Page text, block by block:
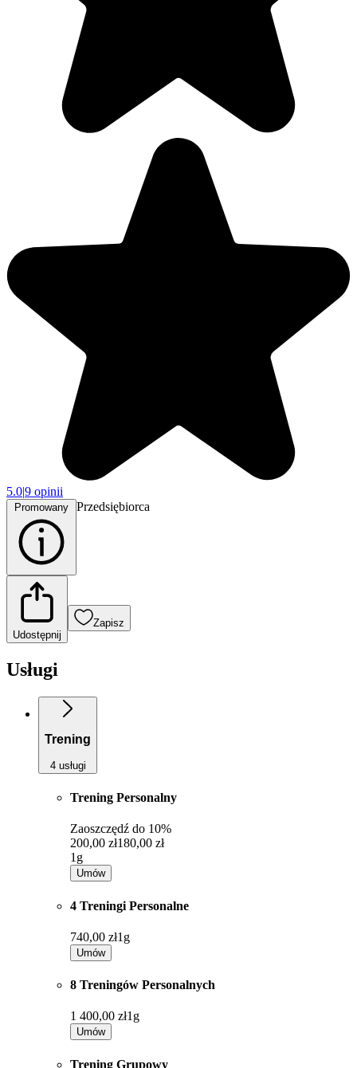
5.0|9 opinii
Przedsiębiorca
Udostępnij
Zapisz
Usługi
Trening
4 usługi
Trening Personalny
Zaoszczędź do 10%
200,00 zł180,00 zł
1g
Umów
4 Treningi Personalne
740,00 zł1g
Umów
8 Treningów Personalnych
1 400,00 zł1g
Umów
Trening Grupowy